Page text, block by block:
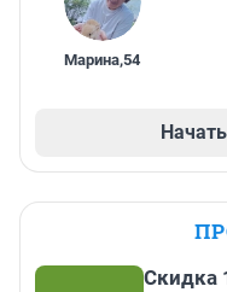
Марина,54
Скидка